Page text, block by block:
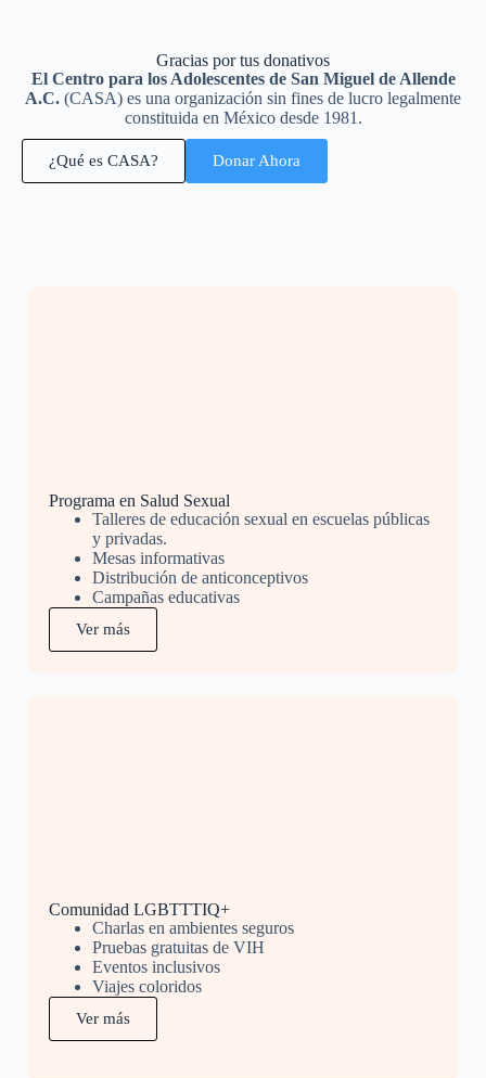
Gracias por tus donativos
El Centro para los Adolescentes de San Miguel de Allende
A.C. (CASA) es una organización sin fines de lucro legalmente
constituida en México desde 1981.
¿Qué es CASA? Donar Ahora
Programa en Salud Sexual
Talleres de educación sexual en escuelas públicas
y privadas.
Mesas informativas
Distribución de anticonceptivos
Campañas educativas
Ver más
Comunidad LGBTTTIQ+
Charlas en ambientes seguros
Pruebas gratuitas de VIH
Eventos inclusivos
Viajes coloridos
Ver más